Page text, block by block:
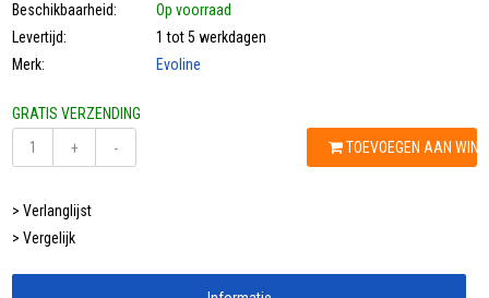
Beschikbaarheid:
Op voorraad
Levertijd:
1 tot 5 werkdagen
Merk:
Evoline
GRATIS VERZENDING
+
- TOEVOEGEN AAN
> Verlanglijst
> Vergelijk